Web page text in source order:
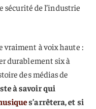
sécurité de l’industrie
vraiment à voix haute :
durablement six à
des médias de
à savoir qui
s’arrêtera, et si